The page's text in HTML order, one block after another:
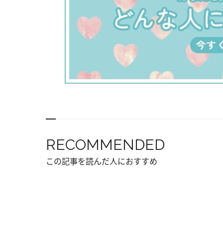
RECOMMENDED
この記事を読んだ人におすすめ